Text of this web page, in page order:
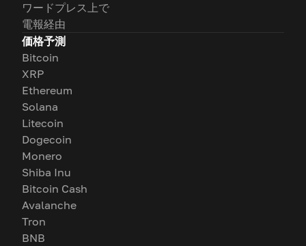
ワードプレス上で
電報経由
価格予測
Bitcoin
XRP
Ethereum
Solana
Litecoin
Dogecoin
Monero
Shiba Inu
Bitcoin Cash
Avalanche
Tron
BNB